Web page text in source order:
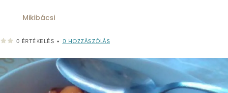
Mikibácsi
0 ÉRTÉKELÉS • 0 HOZZÁSZÓLÁS